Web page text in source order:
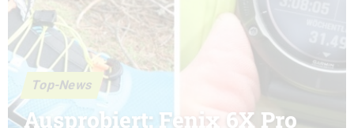
Top-News
Ausprobiert: Fenix 6X Pro